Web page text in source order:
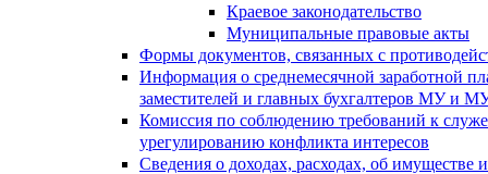
Краевое законодательство
Муниципальные правовые акты
Формы документов, связанных с
Информация о среднемесячной заработной
заместителей и главных бухгалтеров МУ и
Комиссия по соблюдению требований к
урегулированию конфликта интересов
Сведения о доходах, расходах, об имуществе